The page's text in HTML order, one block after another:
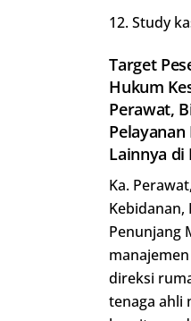
Study
Target
Hukum
Perawat,
Pelayanan
Lainnya di
Ka.
Kebidanan,
Penunjang
direksi
tenaga ahli